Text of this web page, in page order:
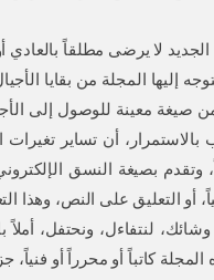
لا يرضى مطلقاً بالعادي
إليها المجلة من بقايا
من صيغة معينة للوصول إلى
بالاستمرار، أن تساير
وتقدم بصيغة النسق
أو التعليق على النص،
لنتفاءل، ونحتفل،
كاتباً أو محرراً أو فنياً،